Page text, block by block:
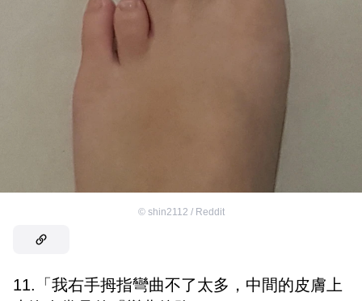
© shin2112 / Reddit
11.「我右手拇指彎曲不了太多，中間的皮膚上